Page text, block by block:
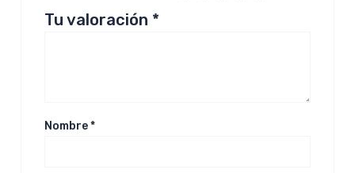
Tu valoración *
Nombre*